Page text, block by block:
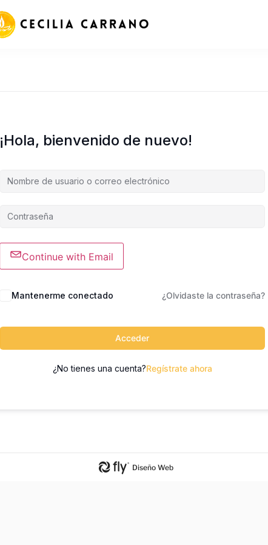
¡Hola, bienvenido de nuevo!
Continue with Email
Mantenerme conectado ¿Olvidaste la contraseña?
Acceder
¿No tienes una cuenta?Regístrate ahora
Diseño Web